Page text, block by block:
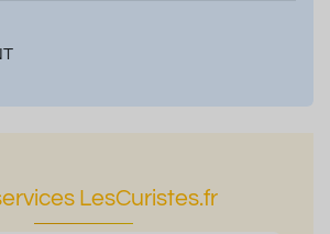
LesCuristes.fr